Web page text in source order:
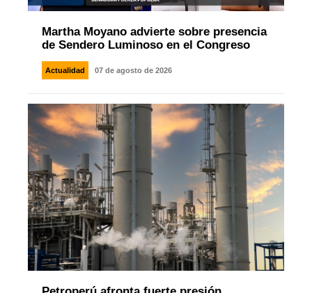
Martha Moyano advierte sobre presencia
de Sendero Luminoso en el Congreso
Actualidad 07 de agosto de 2026